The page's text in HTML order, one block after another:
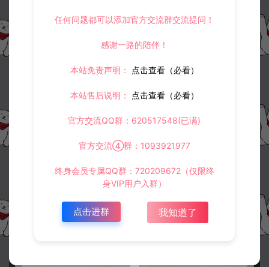
如果本站有侵犯、不妥之处的资源，请在网站右边客服联系我们。
本站提供的所有资源仅供参考学习使用，不存在任何商业目的与商
侵权联系邮箱：32838727@qq.com
小游戏H5
三网H5经营策略游戏【乞丐逆袭当帝王
玩+简易安卓客户端+详细搭建教程
冷雨泽ღ 默认解压密码：www.lyzwlkj.vip 复
任何问题都可以添加官方交流群交流提问！
感谢一路的陪伴！
本站免责声明： 点击查看（必看）
本站售后说明： 点击查看（必看）
官方交流QQ群：620517548(已满)
官方交流④群：1093921977
终身会员专属QQ群：720209672（仅限终
身VIP用户入群）
点击进群 我知道了